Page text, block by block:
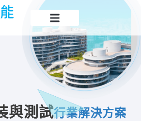
與測試行業解決方案